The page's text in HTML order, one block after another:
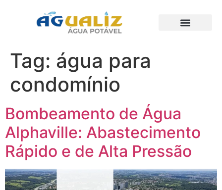
Tag: água para
condomínio
Bombeamento de Água
Alphaville: Abastecimento
Rápido e de Alta Pressão